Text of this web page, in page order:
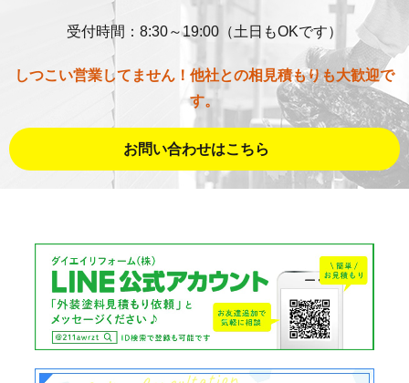
受付時間：8:30～19:00（土日もOKです）
しつこい営業してません！他社との相見積もりも大歓迎で
す。
お問い合わせはこちら